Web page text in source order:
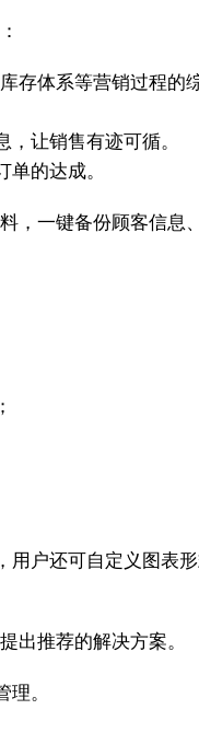
存体系等营销过程的
让销售有迹可循。
的达成。
，一键备份顾客信
户还可自定义图表
出推荐的解决方案。
。